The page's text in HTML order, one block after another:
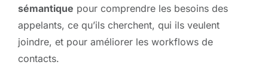
sémantique pour comprendre les besoins des
appelants, ce qu’ils cherchent, qui ils veulent
joindre, et pour améliorer les workflows de
contacts.